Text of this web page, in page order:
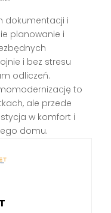
dokumentacji i
planowanie i
i bez stresu
odliczeń.
to
ale przede
w komfort i
domu.